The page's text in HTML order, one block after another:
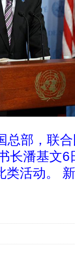
总部，联
长潘基文6
类活动。